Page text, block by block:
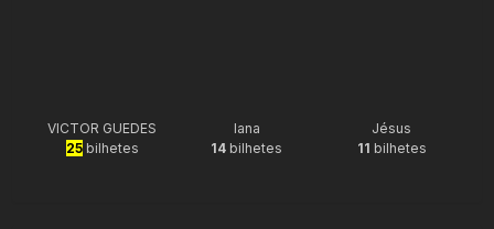
VICTOR GUEDES
25bilhetes
Iana
14 bilhetes
Jésus
11 bilhetes